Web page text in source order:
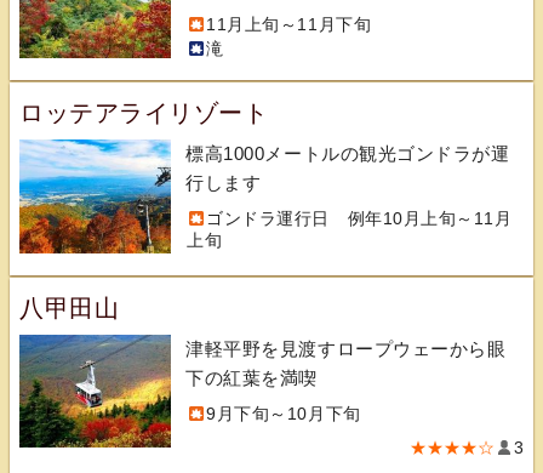
11月上旬～11月下旬
滝
ロッテアライリゾート
標高1000メートルの観光ゴンドラが運
行します
ゴンドラ運行日 例年10月上旬～11月
上旬
八甲田山
津軽平野を見渡すロープウェーから眼
下の紅葉を満喫
9月下旬～10月下旬
★★★★☆ 3